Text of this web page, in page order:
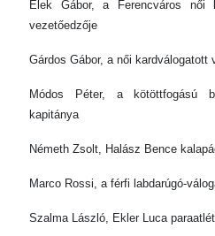
Elek Gábor, a Ferencváros női
vezetőedzője
Gárdos Gábor, a női kardválogatott
Módos Péter, a kötöttfogású
kapitánya
Németh Zsolt, Halász Bence
Marco Rossi, a férfi labdarúgó-
Szalma László, Ekler Luca